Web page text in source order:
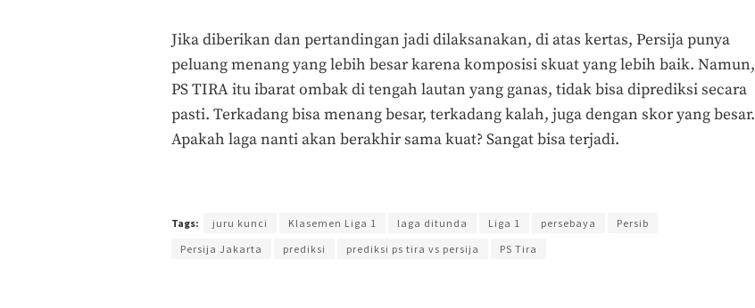
Jika diberikan dan pertandingan jadi dilaksanakan, di atas kertas, Persija punya
peluang menang yang lebih besar karena komposisi skuat yang lebih baik. Namun,
PS TIRA itu ibarat ombak di tengah lautan yang ganas, tidak bisa diprediksi secara
pasti. Terkadang bisa menang besar, terkadang kalah, juga dengan skor yang besar.
Apakah laga nanti akan berakhir sama kuat? Sangat bisa terjadi.
Tags: juru kunci Klasemen Liga 1 laga ditunda Liga 1 persebaya
Persib
Persija Jakarta
prediksi prediksi ps tira vs persija PS Tira